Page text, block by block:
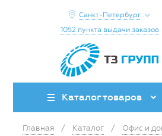
Санкт-Петербург
1052 пункта выдачи заказов
Каталог товаров
Главная / Каталог / Офис и